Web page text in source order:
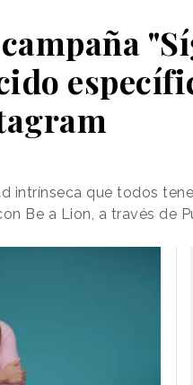
intrínseca que todos
Be a Lion, a través de